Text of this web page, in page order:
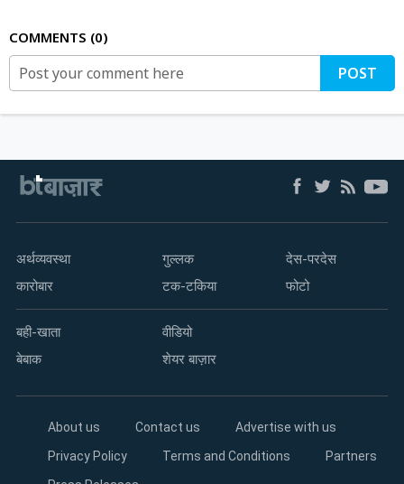
COMMENTS 0
POST
अर्थव्यवस्था
कारोबार
गुल्लक
टक-टकिया
देस-परदेस
फोटो
बही-खाता
बेबाक
वीडियो
शेयर बाज़ार
About us Contact us
Advertise with us
Privacy Policy
Terms and Conditions
Partners